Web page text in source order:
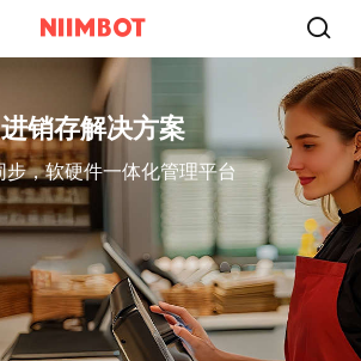
进销存解决方案
步，软硬件一体化管理平台